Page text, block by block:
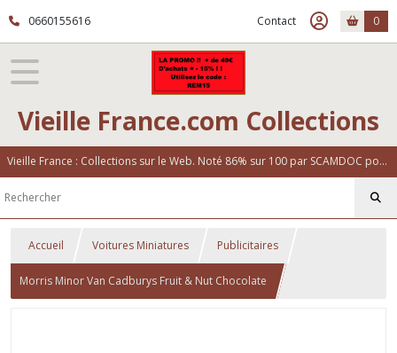
0660155616 Contact 0
Vieille France.com Collections
Vieille France : Collections sur le Web. Noté 86% sur 100 par SCAMDOC pour notre fiabilité
Accueil Voitures Miniatures Publicitaires
Morris Minor Van Cadburys Fruit & Nut Chocolate